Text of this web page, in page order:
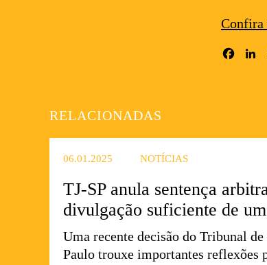
Confira
RELACIONADAS
06.01.2025 NOTÍCIAS
TJ-SP anula sentença
divulgação suficiente de
Uma recente decisão do Tribunal
Paulo trouxe importantes